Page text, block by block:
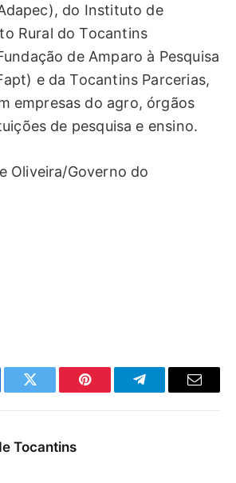
do Instituto de
Rural do Tocantins
de Amparo à Pesquisa
e da Tocantins Parcerias,
empresas do agro, órgãos
de pesquisa e ensino.
Oliveira/Governo do
Twitter Pinterest TelegramaE-
Tocantins